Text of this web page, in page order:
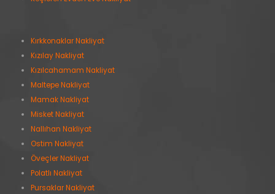
Kırkkonaklar Nakliyat
Kızılay Nakliyat
Kızılcahamam Nakliyat
Maltepe Nakliyat
Mamak Nakliyat
Misket Nakliyat
Nallıhan Nakliyat
Ostim Nakliyat
Öveçler Nakliyat
Polatlı Nakliyat
Pursaklar Nakliyat